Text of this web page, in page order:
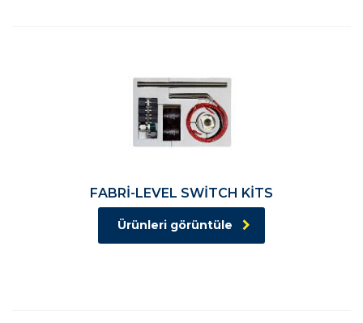
FABRİ-LEVEL SWİTCH KİTS
Ürünleri görüntüle